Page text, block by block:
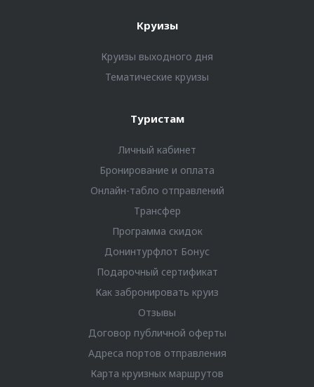
Круизы
Круизы выходного дня
Тематические круизы
Туристам
Личный кабинет
Бронирование и оплата
Онлайн-табло отправлений
Трансфер
Программа скидок
Донинтурфлот Бонус
Подарочный сертификат
Как забронировать круиз
Отзывы
Договор публичной оферты
Адреса портов отправления
Карта круизных маршрутов